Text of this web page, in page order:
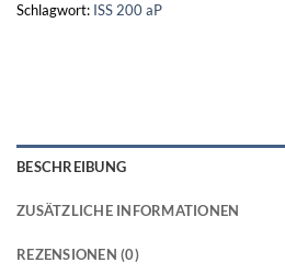
Schlagwort: ISS 200 aP
BESCHREIBUNG
ZUSÄTZLICHE INFORMATIONEN
REZENSIONEN (0)